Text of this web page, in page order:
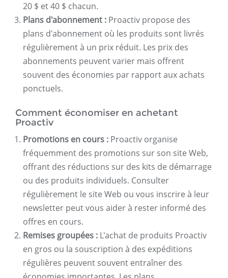
20 $ et 40 $ chacun.
Plans d'abonnement : Proactiv propose des
plans d'abonnement où les produits sont livrés
régulièrement à un prix réduit. Les prix des
abonnements peuvent varier mais offrent
souvent des économies par rapport aux achats
ponctuels.
Comment économiser en achetant
Proactiv
Promotions en cours : Proactiv organise
fréquemment des promotions sur son site Web,
offrant des réductions sur des kits de démarrage
ou des produits individuels. Consulter
régulièrement le site Web ou vous inscrire à leur
newsletter peut vous aider à rester informé des
offres en cours.
Remises groupées : L'achat de produits Proactiv
en gros ou la souscription à des expéditions
régulières peuvent souvent entraîner des